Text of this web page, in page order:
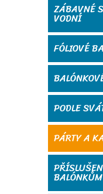
ZÁBAVNÉ
VODNÍ
FÓLIOVÉ
PODLE
PÁRTY A